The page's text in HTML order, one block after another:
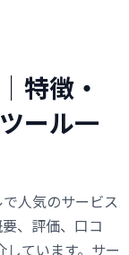
特徴・
ール一
人気のサービス
、評価、口コ
ています。サー